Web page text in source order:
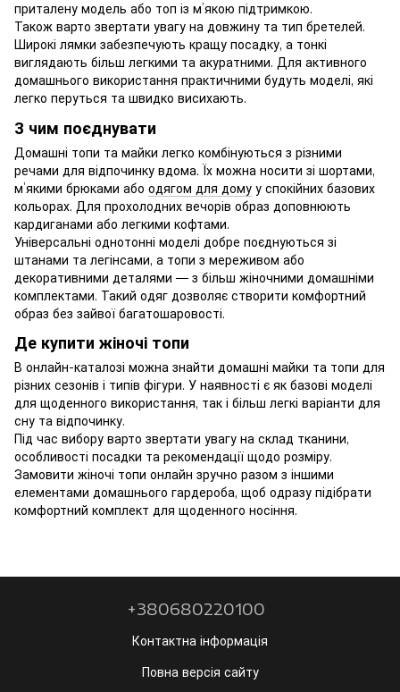
приталену модель або топ із м’якою підтримкою.
Також варто звертати увагу на довжину та тип бретелей.
Широкі лямки забезпечують кращу посадку, а тонкі
виглядають більш легкими та акуратними. Для активного
домашнього використання практичними будуть моделі, які
легко перуться та швидко висихають.
З чим поєднувати
Домашні топи та майки легко комбінуються з різними
речами для відпочинку вдома. Їх можна носити зі шортами,
м’якими брюками або одягом для дому у спокійних базових
кольорах. Для прохолодних вечорів образ доповнюють
кардиганами або легкими кофтами.
Універсальні однотонні моделі добре поєднуються зі
штанами та легінсами, а топи з мереживом або
декоративними деталями — з більш жіночними домашніми
комплектами. Такий одяг дозволяє створити комфортний
образ без зайвої багатошаровості.
Де купити жіночі топи
В онлайн-каталозі можна знайти домашні майки та топи для
різних сезонів і типів фігури. У наявності є як базові моделі
для щоденного використання, так і більш легкі варіанти для
сну та відпочинку.
Під час вибору варто звертати увагу на склад тканини,
особливості посадки та рекомендації щодо розміру.
Замовити жіночі топи онлайн зручно разом з іншими
елементами домашнього гардероба, щоб одразу підібрати
комфортний комплект для щоденного носіння.
+380680220100
Контактна інформація
Повна версія сайту